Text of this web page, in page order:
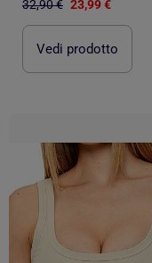
32,90 € 23,99 €
Vedi prodotto